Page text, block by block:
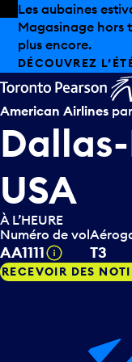
Skip to offers
Passer au
Les aubaines
Magasinage hors
plus encore.
DÉCOUVREZ
American Airlines
USA
À L’HEURE
Numéro de vol
AA1111 Infobulle
T3
RECEVOIR DES